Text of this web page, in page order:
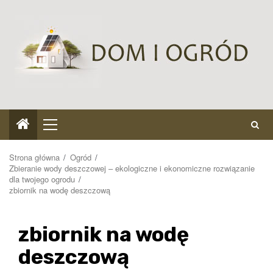
Menu
główne
Strona główna
Ogród
Zbieranie wody deszczowej – ekologiczne i ekonomiczne rozwiązanie
dla twojego ogrodu
zbiornik na wodę deszczową
zbiornik na wodę
deszczową